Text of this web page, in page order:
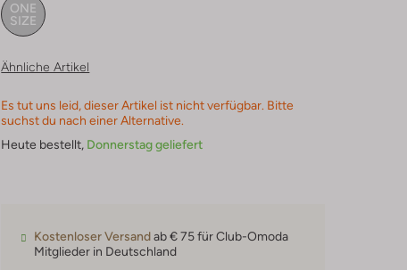
ONE
SIZE
Ähnliche Artikel
Es tut uns leid, dieser Artikel ist nicht verfügbar. Bitte
suchst du nach einer Alternative.
Heute bestellt, Donnerstag geliefert
Kostenloser Versandab € 75 für Club-Omoda
Mitglieder in Deutschland